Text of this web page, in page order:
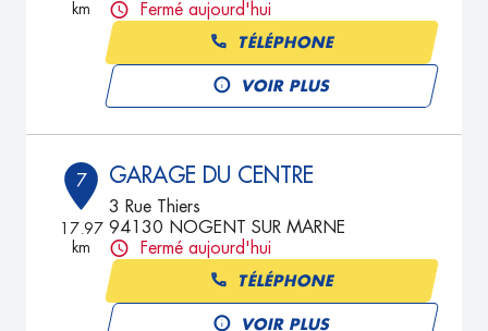
km
Fermé aujourd'hui
TÉLÉPHONE
VOIR PLUS
7
17.97
km
GARAGE DU CENTRE
3 Rue Thiers
94130 NOGENT SUR MARNE
Fermé aujourd'hui
TÉLÉPHONE
VOIR PLUS